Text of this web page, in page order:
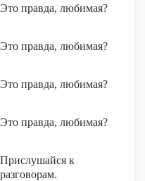
Это правда, любимая?
Это правда, любимая?
Это правда, любимая?
Это правда, любимая?
Прислушайся к
разговорам.